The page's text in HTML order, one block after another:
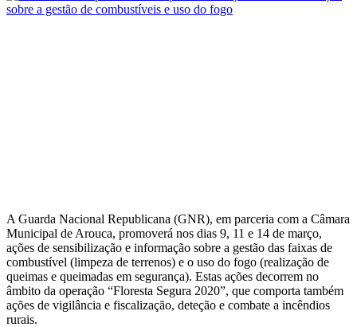
A Guarda Nacional Republicana (GNR), em parceria com a Câmara
Municipal de Arouca, promoverá nos dias 9, 11 e 14 de março,
ações de sensibilização e informação sobre a gestão das faixas de
combustível (limpeza de terrenos) e o uso do fogo (realização de
queimas e queimadas em segurança). Estas ações decorrem no
âmbito da operação “Floresta Segura 2020”, que comporta também
ações de vigilância e fiscalização, deteção e combate a incêndios
rurais.